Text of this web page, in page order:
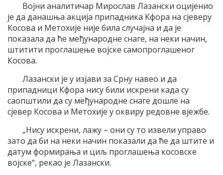
Војни аналитичар Мирослав Лазански оцијенио
је да данашња акција припадника Кфора на сјеверу
Косова и Метохије није била случајна и да је
показала да ће међународне снаге, на неки начин,
штитити проглашење војске самопроглашеног
Косова.
Лазански је у изјави за Срну навео и да
припадници Кфора нису били искрени када су
саопштили да су међународне снаге дошле на
сјевер Косова и Метохије у оквиру редовне вјежбе.
„Нису искрени, лажу – они су то извели управо
зато да би на неки начин показали да ће да штите и
датум формирања и циљ проглашења косовске
војске“, рекао је Лазански.